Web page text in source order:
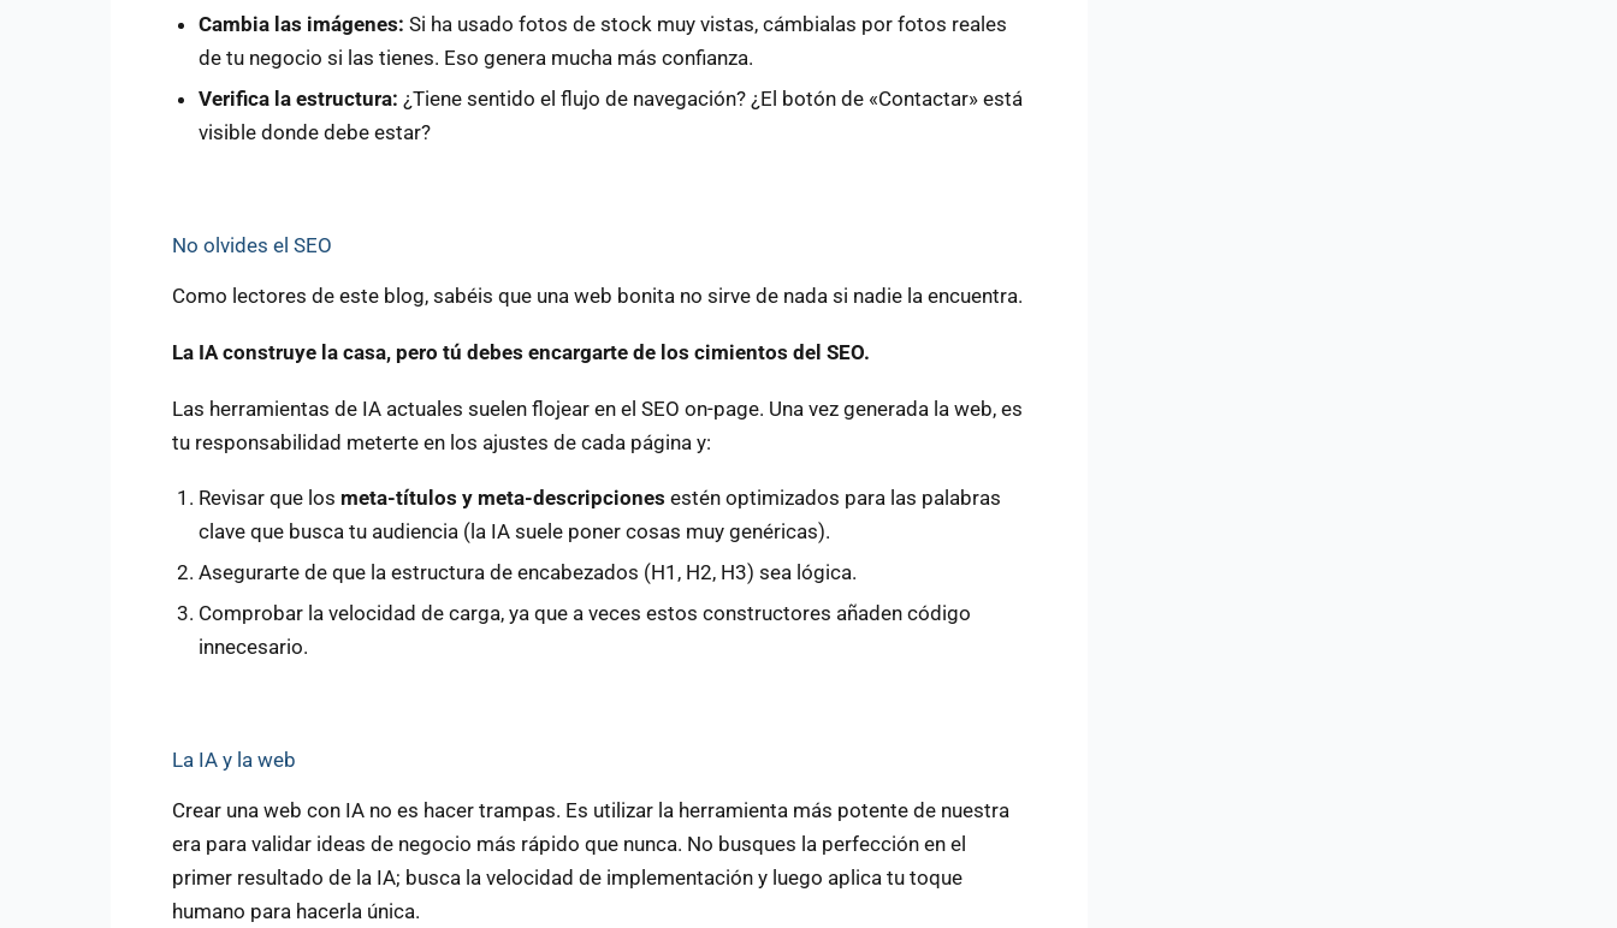
Cambia las imágenes: Si ha usado fotos de stock muy vistas, cámbialas por fotos reales
de tu negocio si las tienes. Eso genera mucha más confianza.
Verifica la estructura: ¿Tiene sentido el flujo de navegación? ¿El botón de «Contactar» está
visible donde debe estar?
No olvides el SEO
Como lectores de este blog, sabéis que una web bonita no sirve de nada si nadie la encuentra.
La IA construye la casa, pero tú debes encargarte de los cimientos del SEO.
Las herramientas de IA actuales suelen flojear en el SEO on-page. Una vez generada la web, es
tu responsabilidad meterte en los ajustes de cada página y:
Revisar que los meta-títulos y meta-descripciones estén optimizados para las palabras
clave que busca tu audiencia (la IA suele poner cosas muy genéricas).
Asegurarte de que la estructura de encabezados (H1, H2, H3) sea lógica.
Comprobar la velocidad de carga, ya que a veces estos constructores añaden código
innecesario.
La IA y la web
Crear una web con IA no es hacer trampas. Es utilizar la herramienta más potente de nuestra
era para validar ideas de negocio más rápido que nunca. No busques la perfección en el
primer resultado de la IA; busca la velocidad de implementación y luego aplica tu toque
humano para hacerla única.